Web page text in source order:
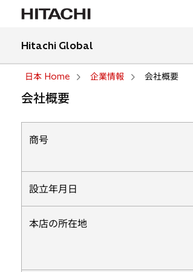
Hitachi Global
日本 Home 企業情報 会社概要
会社概要
商号
設立年月日
本店の所在地